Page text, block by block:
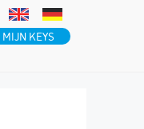
MIJN KEYS